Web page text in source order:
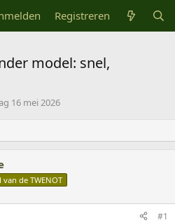
Registreren
model: snel,
16 mei 2026
van de TWENOT
#1